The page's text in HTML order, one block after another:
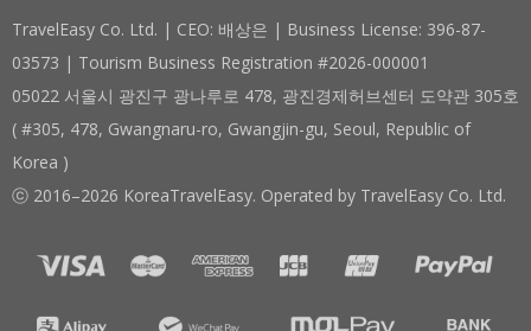
TravelEasy Co. Ltd. | CEO: 배상은 | Business License: 396-87-
03573 | Tourism Business Registration #2026-000001
05022 서울시 광진구 광나루로 478, 광진경제허브센터 도약관 305호
( #305, 478, Gwangnaru-ro, Gwangjin-gu, Seoul, Republic of
Korea )
ⓒ 2016–2026 KoreaTravelEasy. Operated by TravelEasy Co. Ltd.